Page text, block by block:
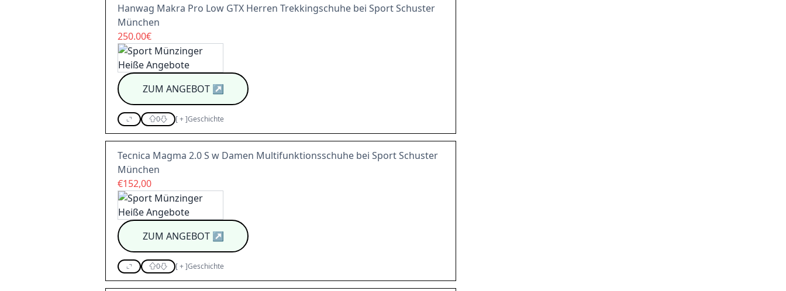
Hanwag Makra Pro Low GTX Herren Trekkingschuhe bei Sport Schuster
München
250.00€
ZUM ANGEBOT↗
0 [+]Geschichte
Tecnica Magma 2.0 S w Damen Multifunktionsschuhe bei Sport Schuster
München
€152,00
ZUM ANGEBOT↗
0 [+]Geschichte